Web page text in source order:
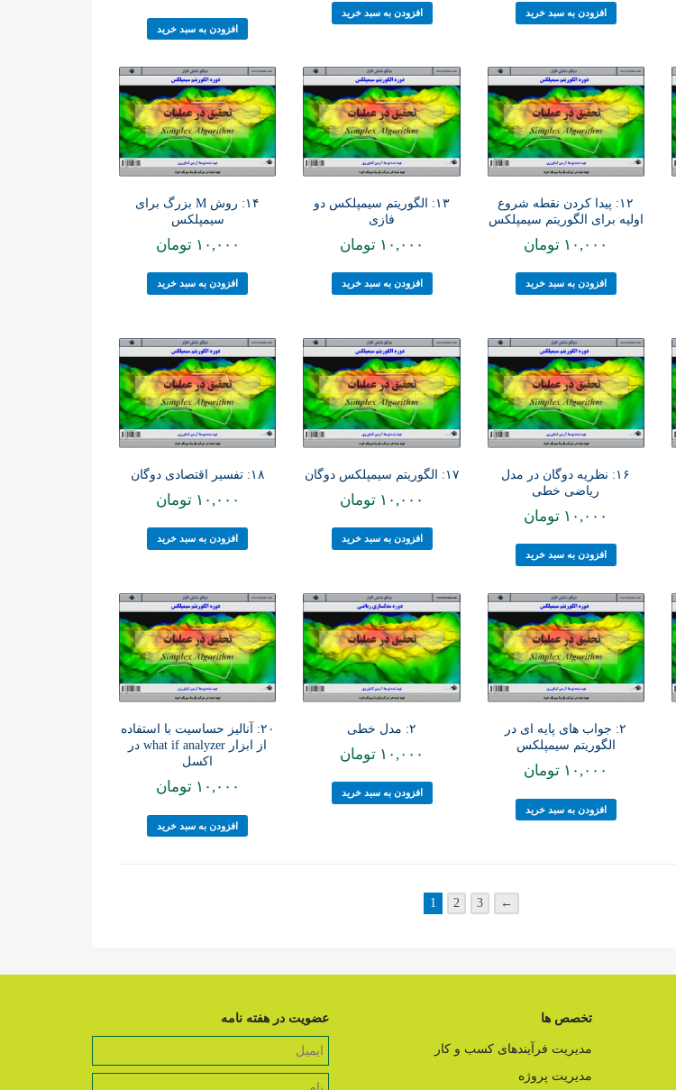
افزودن به سبد خرید افزودن به سبد خرید
افزودن به سبد خرید
۱۲: پیدا کردن نقطه شروع
اولیه برای الگوریتم سیمپلکس
۱۰,۰۰۰ تومان
افزودن به سبد خرید
۱۳: الگوریتم سیمپلکس دو
فازی
۱۰,۰۰۰ تومان
افزودن به سبد خرید
۱۴: روش M بزرگ برای
سیمپلکس
۱۰,۰۰۰ تومان
افزودن به سبد خرید
۱۶: نظریه دوگان در مدل
ریاضی خطی
۱۰,۰۰۰ تومان
افزودن به سبد خرید
۱۷: الگوریتم سیمپلکس دوگان
۱۰,۰۰۰ تومان
افزودن به سبد خرید
۱۸: تفسیر اقتصادی دوگان
۱۰,۰۰۰ تومان
افزودن به سبد خرید
۲: جواب های پایه ای در
الگوریتم سیمپلکس
۱۰,۰۰۰ تومان
افزودن به سبد خرید
۲: مدل خطی
۱۰,۰۰۰ تومان
افزودن به سبد خرید
۲۰: آنالیز حساسیت با استفاده
از ابزار what if analyzer در
اکسل
۱۰,۰۰۰ تومان
افزودن به سبد خرید
1 2 3 ←
تخصص ها
مدیریت فرآیندهای کسب و کار
مدیریت پروژه
عضویت در هفته نامه